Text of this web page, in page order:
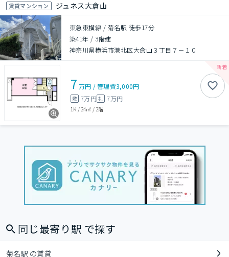
賃貸マンション ジュネス大倉山
東急東横線 / 菊名駅 徒歩17分
築41年 / 3階建
神奈川県横浜市港北区大倉山３丁目７－１０
7 万円 /管理費3,000円
敷 7万円礼 7万円
1K / 24㎡ / 2階
同じ最寄り駅 で探す
菊名駅 の賃貸